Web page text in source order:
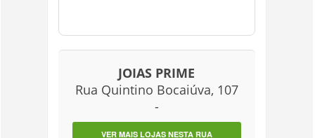
JOIAS PRIME
Rua Quintino Bocaiúva, 107
-
VER MAIS LOJAS NESTA RUA